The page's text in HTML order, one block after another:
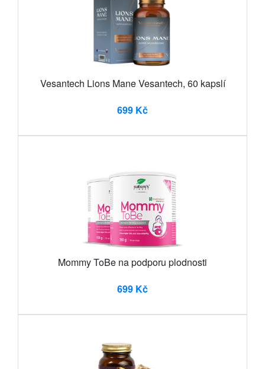
Vesantech Lions Mane Vesantech, 60 kapslí
699 Kč
Mommy ToBe na podporu plodnosti
699 Kč